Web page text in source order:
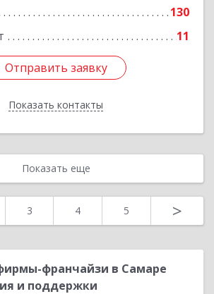
130
11
Отправить заявку
Показать контакты
Подробнее
Отправить заявку
Назад
Показать еще
3 4 5 >
франчайзи в Самаре
и поддержки